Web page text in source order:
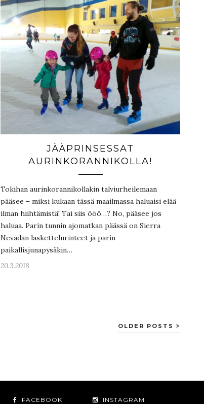
JÄÄPRINSESSAT
AURINKORANNIKOLLA!
Tokihan aurinkorannikollakin talviurheilemaan
pääsee – miksi kukaan tässä maailmassa haluaisi elää
ilman hiihtämistä! Tai siis ööö…? No, pääsee jos
haluaa. Parin tunnin ajomatkan päässä on Sierra
Nevadan laskettelurinteet ja parin
paikallisjunapysäkin…
20.3.2018
OLDER POSTS
FACEBOOK INSTAGRAM